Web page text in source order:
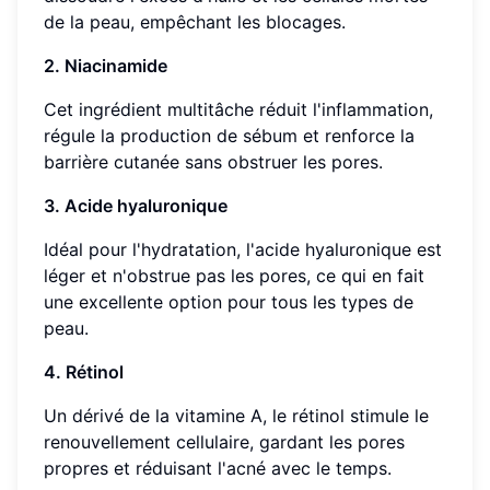
de la peau, empêchant les blocages.
2. Niacinamide
Cet ingrédient multitâche réduit l'inflammation,
régule la production de sébum et renforce la
barrière cutanée sans obstruer les pores.
3. Acide hyaluronique
Idéal pour l'hydratation, l'acide hyaluronique est
léger et n'obstrue pas les pores, ce qui en fait
une excellente option pour tous les types de
peau.
4. Rétinol
Un dérivé de la vitamine A, le rétinol stimule le
renouvellement cellulaire, gardant les pores
propres et réduisant l'acné avec le temps.